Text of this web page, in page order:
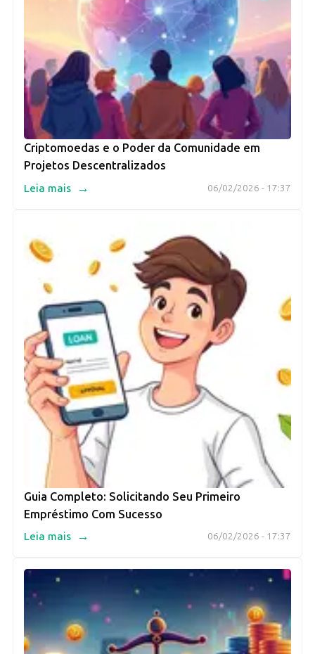
Criptomoedas e o Poder da Comunidade em
Projetos Descentralizados
06/02/2026 - 17:37
Leia mais →
Guia Completo: Solicitando Seu Primeiro
Empréstimo Com Sucesso
06/02/2026 - 17:37
Leia mais →